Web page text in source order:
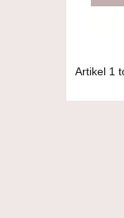
Artikel 1